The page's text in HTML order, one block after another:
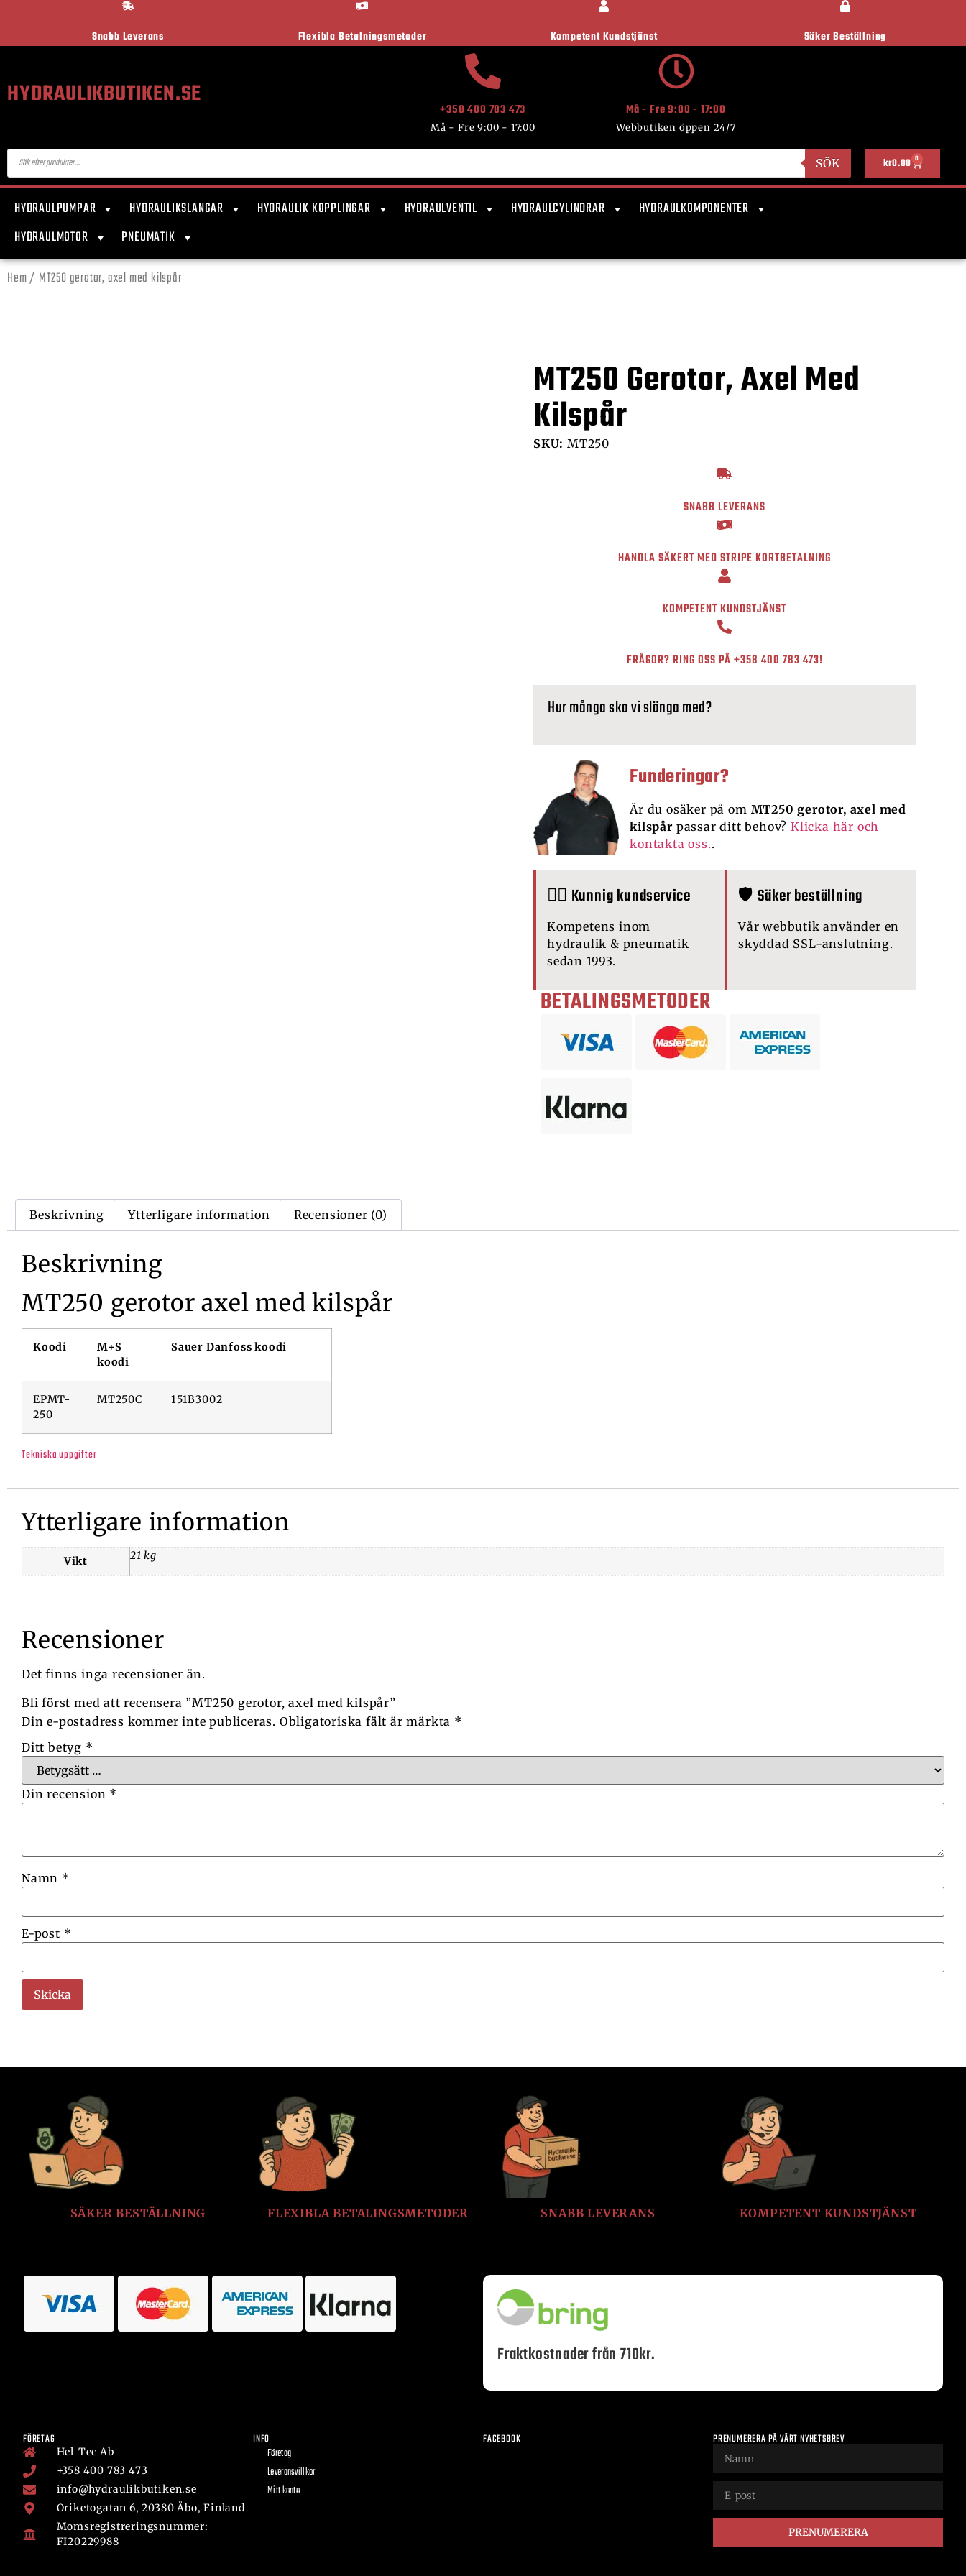
Snabb Leverans Flexibla Betalningsmetoder Kompetent Kundstjänst Säker Beställning
HYDRAULIKBUTIKEN.SE +358 400 783 473
Må - Fre 9:00 - 17:00
Må - Fre 9:00 - 17:00
Webbutiken öppen 24/7
SÖK kr0.00 0
HYDRAULPUMPAR HYDRAULIKSLANGAR HYDRAULIK KOPPLINGAR HYDRAULVENTIL HYDRAULCYLINDRAR
HYDRAULKOMPONENTER
HYDRAULMOTOR
PNEUMATIK
Hem/ MT250 gerotor, axel med kilspår
MT250 Gerotor, Axel Med
Kilspår
SKU: MT250
SNABB LEVERANS
HANDLA SÄKERT MED STRIPE KORTBETALNING
KOMPETENT KUNDSTJÄNST
FRÅGOR? RING OSS PÅ+358 400 783 473!
Hur många ska vi slänga med?
Funderingar?
Är du osäker på om MT250 gerotor, axel med
kilspår passar ditt behov? Klicka här och
kontakta oss..
🙋‍♂️ Kunnig kundservice
Kompetens inom
hydraulik & pneumatik
sedan 1993.
🛡️ Säker beställning
Vår webbutik använder en
skyddad SSL-anslutning.
BETALINGSMETODER
Beskrivning Ytterligare information Recensioner (0)
Beskrivning
MT250 gerotor axel med kilspår
Koodi
M+S
koodi
Sauer Danfoss koodi
EPMT-
250
MT250C 151B3002
Tekniska uppgifter
Ytterligare information
Vikt 21 kg
Recensioner
Det finns inga recensioner än.
Bli först med att recensera ”MT250 gerotor, axel med kilspår”
Din e-postadress kommer inte publiceras. Obligatoriska fält är märkta *
Ditt betyg *
Din recension *
Namn *
E-post *
SÄKER BESTÄLLNING FLEXIBLA BETALINGSMETODER SNABB LEVERANS KOMPETENT KUNDSTJÄNST
Fraktkostnader från 710kr.
FÖRETAG
Hel-Tec Ab
+358 400 783 473
info@hydraulikbutiken.se
Oriketogatan 6, 20380 Åbo, Finland
Momsregistreringsnummer:
FI20229988
INFO
Företag
Leveransvillkor
Mitt konto
FACEBOOK PRENUMERERA PÅ VÅRT NYHETSBREV
PRENUMERERA